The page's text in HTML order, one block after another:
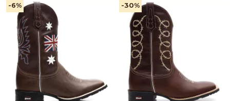
-6% -30%